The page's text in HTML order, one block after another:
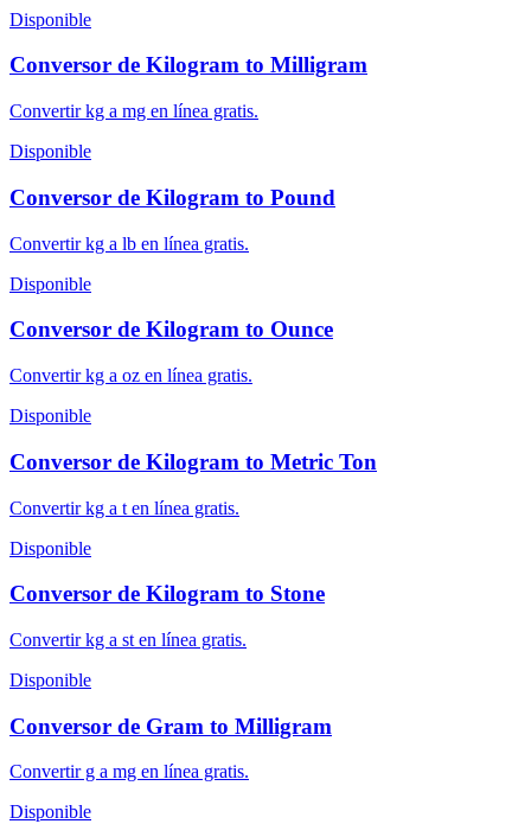
Disponible
Conversor de Kilogram to Milligram
Convertir kg a mg en línea gratis.
Disponible
Conversor de Kilogram to Pound
Convertir kg a lb en línea gratis.
Disponible
Conversor de Kilogram to Ounce
Convertir kg a oz en línea gratis.
Disponible
Conversor de Kilogram to Metric Ton
Convertir kg a t en línea gratis.
Disponible
Conversor de Kilogram to Stone
Convertir kg a st en línea gratis.
Disponible
Conversor de Gram to Milligram
Convertir g a mg en línea gratis.
Disponible